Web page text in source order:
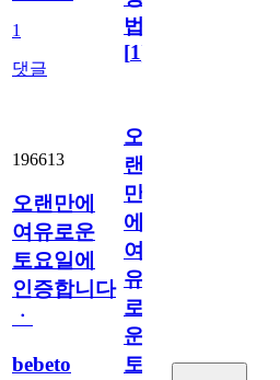
1
댓글
법
[1]
196613
오랜만에
여유로운
토요일에
인증합니다
ㆍ
bebeto
오
랜
만
에
여
유
로
운
토